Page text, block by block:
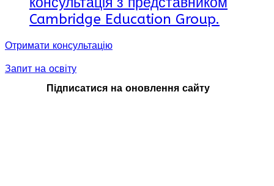
Cambridge Education Group.
Отримати консультацію
Запит на освіту
Підписатися на оновлення сайту